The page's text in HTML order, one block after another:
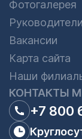
Фотогалерея
Руководители
Вакансии
Карта сайта
Наши
КОНТАКТЫ
+7 800